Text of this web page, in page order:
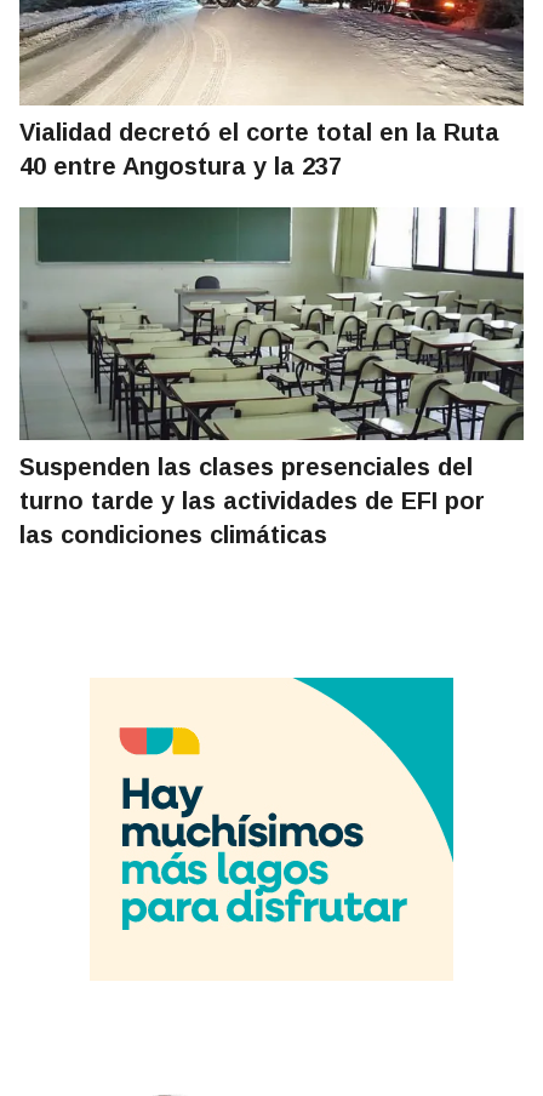
Vialidad decretó el corte total en la Ruta
40 entre Angostura y la 237
Suspenden las clases presenciales del
turno tarde y las actividades de EFI por
las condiciones climáticas